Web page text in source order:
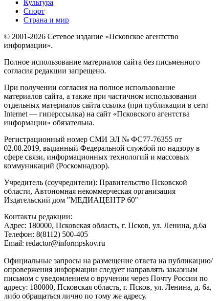
Культура
Спорт
Страна и мир
© 2001-2026 Сетевое издание «Псковское агентство
информации».
Полное использование материалов сайта без письменного
согласия редакции запрещено.
При получении согласия на полное использование
материалов сайта, а также при частичном использовании
отдельных материалов сайта ссылка (при публикации в сети
Internet — гиперссылка) на сайт «Псковского агентства
информации» обязательна.
Регистрационный номер СМИ ЭЛ № ФС77-76355 от
02.08.2019, выданный Федеральной службой по надзору в
сфере связи, информационных технологий и массовых
коммуникаций (Роскомнадзор).
Учредитель (соучредители): Правительство Псковской
области, Автономная некоммерческая организация
Издательский дом "МЕДИАЦЕНТР 60"
Контакты редакции:
Адреc: 180000, Псковская область, г. Псков, ул. Ленина, д.6а
Телефон: 8(8112) 500-405
Email: redactor@informpskov.ru
Официальные запросы на размещение ответа на публикацию/
опровержения информации следует направлять заказным
письмом с уведомлением о вручении через Почту России по
адресу: 180000, Псковская область, г. Псков, ул. Ленина, д. 6а,
либо обращаться лично по тому же адресу.